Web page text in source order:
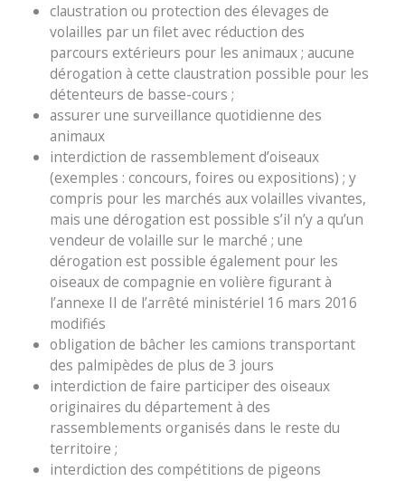
claustration ou protection des élevages de
volailles par un filet avec réduction des
parcours extérieurs pour les animaux ; aucune
dérogation à cette claustration possible pour les
détenteurs de basse-cours ;
assurer une surveillance quotidienne des
animaux
interdiction de rassemblement d’oiseaux
(exemples : concours, foires ou expositions) ; y
compris pour les marchés aux volailles vivantes,
mais une dérogation est possible s’il n’y a qu’un
vendeur de volaille sur le marché ; une
dérogation est possible également pour les
oiseaux de compagnie en volière figurant à
l’annexe II de l’arrêté ministériel 16 mars 2016
modifiés
obligation de bâcher les camions transportant
des palmipèdes de plus de 3 jours
interdiction de faire participer des oiseaux
originaires du département à des
rassemblements organisés dans le reste du
territoire ;
interdiction des compétitions de pigeons